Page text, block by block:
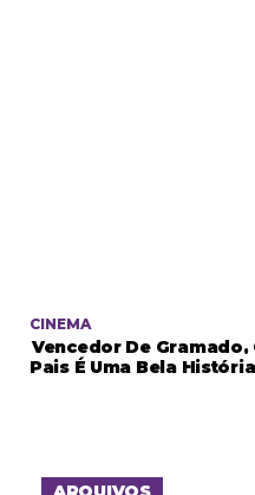
CINEMA
Vencedor De Gramado,
Pais É Uma Bela